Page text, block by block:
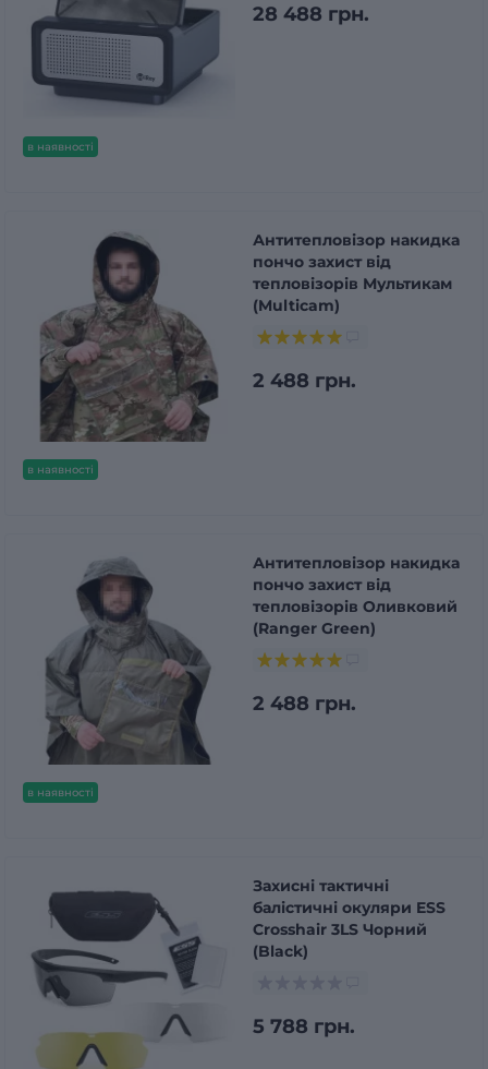
в наявності
28 488 грн.
в наявності
Антитепловізор накидка
пончо захист від
тепловізорів Мультикам
(Multicam)
2 488 грн.
в наявності
Антитепловізор накидка
пончо захист від
тепловізорів Оливковий
(Ranger Green)
2 488 грн.
Захисні тактичні
балістичні окуляри ESS
Crosshair 3LS Чорний
(Black)
5 788 грн.